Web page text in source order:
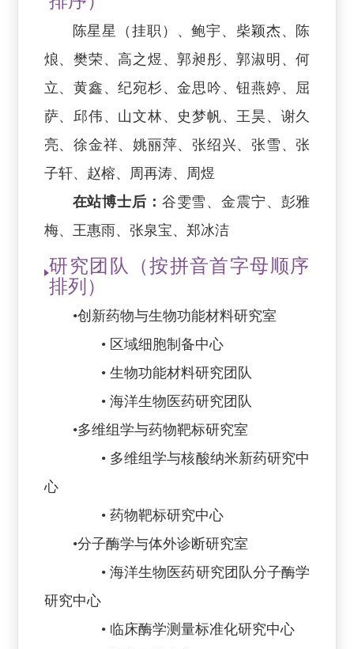
陈星星（挂职）、鲍宇、柴颖杰、陈
烺、樊荣、高之煜、郭昶彤、郭淑明、何
立、黄鑫、纪宛杉、金思吟、钮燕婷、屈
萨、邱伟、山文林、史梦帆、王昊、谢久
亮、徐金祥、姚丽萍、张绍兴、张雪、张
子轩、赵榕、周再涛、周煜
在站博士后： 谷雯雪、金震宁、彭雅
梅、王惠雨、张泉宝、郑冰洁
研究团队（按拼音首字母顺序
排列）
•创新药物与生物功能材料研究室
• 区域细胞制备中心
• 生物功能材料研究团队
• 海洋生物医药研究团队
•多维组学与药物靶标研究室
• 多维组学与核酸纳米新药研究中
心
• 药物靶标研究中心
•分子酶学与体外诊断研究室
• 海洋生物医药研究团队分子酶学
研究中心
• 临床酶学测量标准化研究中心